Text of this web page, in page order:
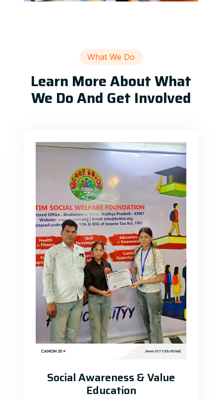
What We Do
Learn More About What
We Do And Get Involved
Social Awareness & Value
Education